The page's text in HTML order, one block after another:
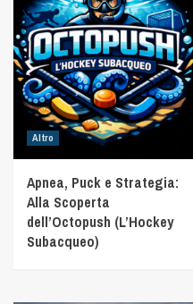
Altro
Apnea, Puck e Strategia:
Alla Scoperta
dell’Octopush (L’Hockey
Subacqueo)